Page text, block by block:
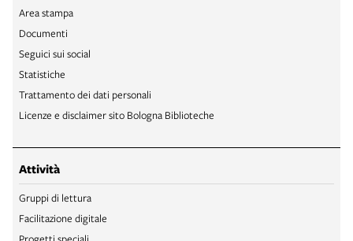
Area stampa
Documenti
Seguici sui social
Statistiche
Trattamento dei dati personali
Licenze e disclaimer sito Bologna Biblioteche
Attività
Gruppi di lettura
Facilitazione digitale